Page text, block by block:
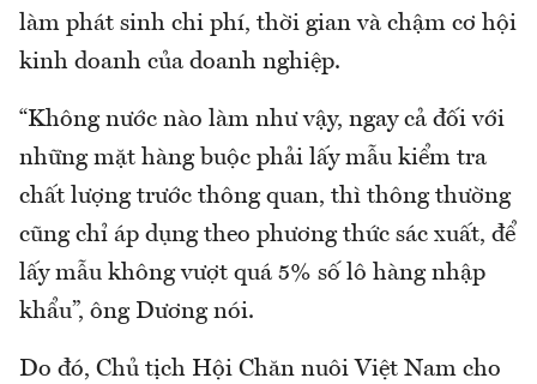
làm phát sinh chi phí, thời gian và chậm cơ hội
kinh doanh của doanh nghiệp.
“Không nước nào làm như vậy, ngay cả đối với
những mặt hàng buộc phải lấy mẫu kiểm tra
chất lượng trước thông quan, thì thông thường
cũng chỉ áp dụng theo phương thức sác xuất, để
lấy mẫu không vượt quá 5% số lô hàng nhập
khẩu”, ông Dương nói.
Do đó, Chủ tịch Hội Chăn nuôi Việt Nam cho